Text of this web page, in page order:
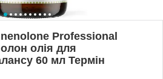
Professional
олія для
60 мл Термін